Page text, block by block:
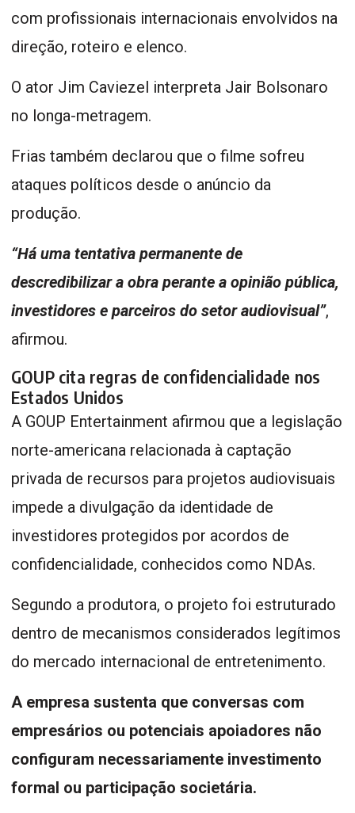
com profissionais internacionais envolvidos na
direção, roteiro e elenco.
O ator Jim Caviezel interpreta Jair Bolsonaro
no longa-metragem.
Frias também declarou que o filme sofreu
ataques políticos desde o anúncio da
produção.
“Há uma tentativa permanente de
descredibilizar a obra perante a opinião pública,
investidores e parceiros do setor audiovisual”,
afirmou.
GOUP cita regras de confidencialidade nos
Estados Unidos
A GOUP Entertainment afirmou que a legislação
norte-americana relacionada à captação
privada de recursos para projetos audiovisuais
impede a divulgação da identidade de
investidores protegidos por acordos de
confidencialidade, conhecidos como NDAs.
Segundo a produtora, o projeto foi estruturado
dentro de mecanismos considerados legítimos
do mercado internacional de entretenimento.
A empresa sustenta que conversas com
empresários ou potenciais apoiadores não
configuram necessariamente investimento
formal ou participação societária.